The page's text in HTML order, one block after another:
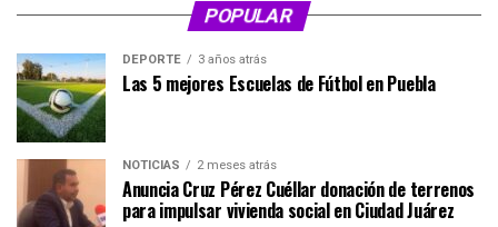
POPULAR
DEPORTE 3 años atrás
Las 5 mejores Escuelas de Fútbol en Puebla
NOTICIAS 2 meses atrás
Anuncia Cruz Pérez Cuéllar donación de terrenos
para impulsar vivienda social en Ciudad Juárez